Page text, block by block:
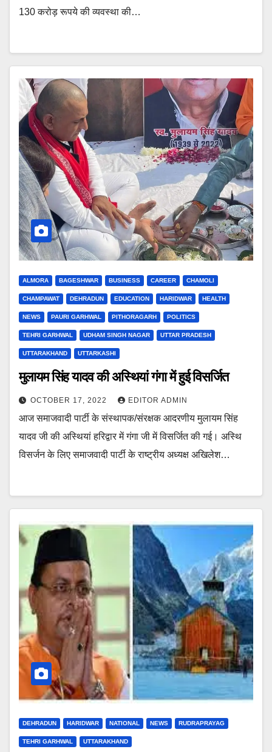
130 करोड़ रूपये की व्यवस्था की…
ALMORA BAGESHWAR BUSINESS CAREER CHAMOLI
CHAMPAWAT DEHRADUN EDUCATION HARIDWAR HEALTH
NEWS PAURI GARHWAL PITHORAGARH POLITICS
TEHRI GARHWAL UDHAM SINGH NAGAR UTTAR PRADESH
UTTARAKHAND UTTARKASHI
मुलायम सिंह यादव की अस्थियां गंगा में हुई विसर्जित
OCTOBER 17, 2022 EDITOR ADMIN
आज समाजवादी पार्टी के संस्थापक/संरक्षक आदरणीय मुलायम सिंह
यादव जी की अस्थियां हरिद्वार में गंगा जी में विसर्जित की गई। अस्थि
विसर्जन के लिए समाजवादी पार्टी के राष्ट्रीय अध्यक्ष अखिलेश…
DEHRADUN HARIDWAR NATIONAL NEWS RUDRAPRAYAG
TEHRI GARHWAL UTTARAKHAND